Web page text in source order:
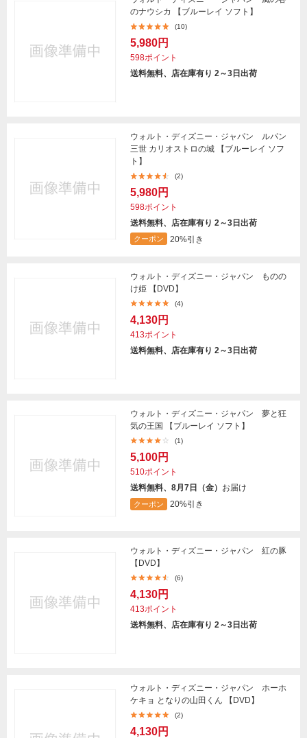
のナウシカ 【ブルーレイ ソフト】
(10)
5,980円
598ポイント
送料無料、店在庫有り 2～3日出荷
ウォルト・ディズニー・ジャパン ルパン
三世 カリオストロの城 【ブルーレイ ソフ
ト】
(2)
5,980円
598ポイント
送料無料、店在庫有り 2～3日出荷
クーポン 20%引き
ウォルト・ディズニー・ジャパン ものの
け姫 【DVD】
(4)
4,130円
413ポイント
送料無料、店在庫有り 2～3日出荷
ウォルト・ディズニー・ジャパン 夢と狂
気の王国 【ブルーレイ ソフト】
(1)
5,100円
510ポイント
送料無料、8月7日（金） お届け
クーポン 20%引き
ウォルト・ディズニー・ジャパン 紅の豚
【DVD】
(6)
4,130円
413ポイント
送料無料、店在庫有り 2～3日出荷
ウォルト・ディズニー・ジャパン ホーホ
ケキョ となりの山田くん 【DVD】
(2)
4,130円